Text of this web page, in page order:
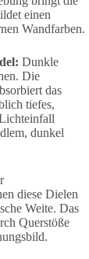
einen
Wandfarben.
Dunkle
Die
das
tiefes,
dunkel
diese Dielen
Weite. Das
Querstöße